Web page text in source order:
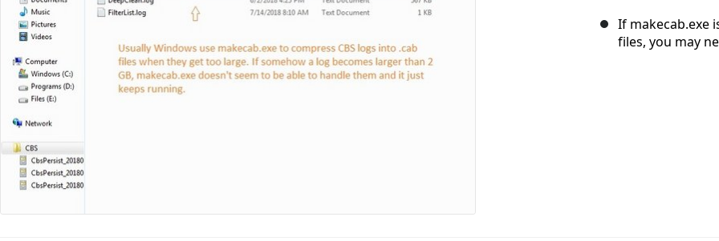
If makecab.exe
files, you may